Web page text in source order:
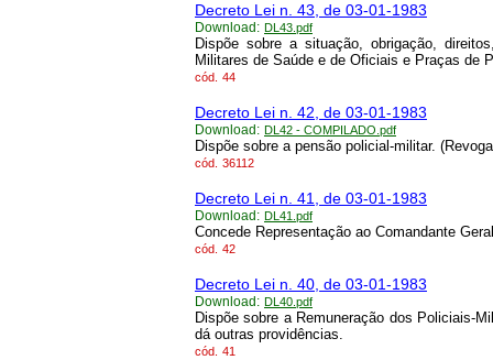
Decreto Lei n. 43, de 03-01-1983
Download: DL43.pdf
Dispõe sobre a situação, obrigação,
Militares de Saúde e de Oficiais e Praças de
cód. 44
Decreto Lei n. 42, de 03-01-1983
Download: DL42 - COMPILADO.pdf
Dispõe sobre a pensão policial-militar.
cód. 36112
Decreto Lei n. 41, de 03-01-1983
Download: DL41.pdf
Concede Representação ao Comandante
cód. 42
Decreto Lei n. 40, de 03-01-1983
Download: DL40.pdf
Dispõe sobre a Remuneração dos Policiais-
dá outras providências.
cód. 41